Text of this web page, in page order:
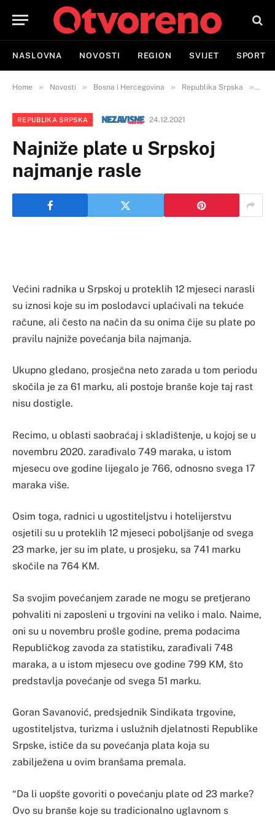
NASLOVNA NOVOSTI REGION SVIJET SPORT
Home » Novosti » Bosna i Hercegovina » Republika Srpska »
REPUBLIKA SRPSKA 24.12.2021
Najniže plate u Srpskoj
najmanje rasle
Većini radnika u Srpskoj u proteklih 12 mjeseci narasli
su iznosi koje su im poslodavci uplaćivali na tekuće
račune, ali često na način da su onima čije su plate po
pravilu najniže povećanja bila najmanja.
Ukupno gledano, prosječna neto zarada u tom periodu
skočila je za 61 marku, ali postoje branše koje taj rast
nisu dostigle.
Recimo, u oblasti saobraćaj i skladištenje, u kojoj se u
novembru 2020. zarađivalo 749 maraka, u istom
mjesecu ove godine lijegalo je 766, odnosno svega 17
maraka više.
Osim toga, radnici u ugostiteljstvu i hotelijerstvu
osjetili su u proteklih 12 mjeseci poboljšanje od svega
23 marke, jer su im plate, u prosjeku, sa 741 marku
skočile na 764 KM.
Sa svojim povećanjem zarade ne mogu se pretjerano
pohvaliti ni zaposleni u trgovini na veliko i malo. Naime,
oni su u novembru prošle godine, prema podacima
Republičkog zavoda za statistiku, zarađivali 748
maraka, a u istom mjesecu ove godine 799 KM, što
predstavlja povećanje od svega 51 marku.
Goran Savanović, predsjednik Sindikata trgovine,
ugostiteljstva, turizma i uslužnih djelatnosti Republike
Srpske, ističe da su povećanja plata koja su
zabilježena u ovim branšama premala.
“Da li uopšte govoriti o povećanju plate od 23 marke?
Ovo su branše koje su tradicionalno uglavnom s